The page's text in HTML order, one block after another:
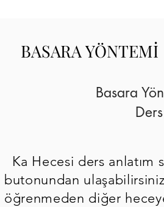
BASARA YÖNTEMİ
Basara
Ka Hecesi ders anlatım
butonundan
öğrenmeden diğer